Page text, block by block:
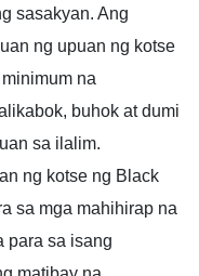
sasakyan. Ang
ng upuan ng kotse
na
buhok at dumi
sa ilalim.
ng kotse ng Black
sa mga mahihirap na
para sa isang